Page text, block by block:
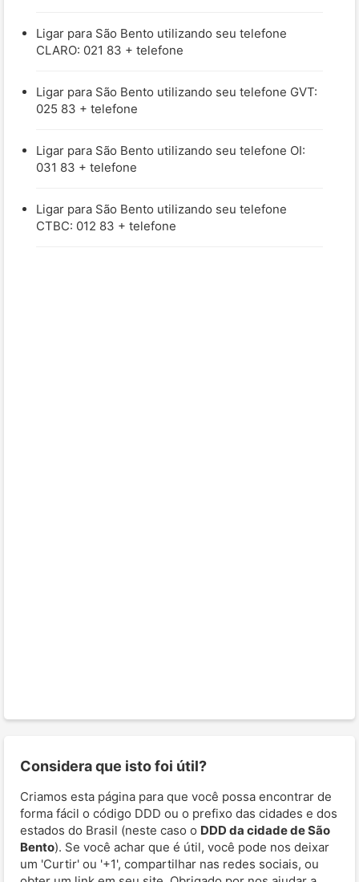
Ligar para São Bento utilizando seu telefone
CLARO: 021 83 + telefone
Ligar para São Bento utilizando seu telefone GVT:
025 83 + telefone
Ligar para São Bento utilizando seu telefone OI:
031 83 + telefone
Ligar para São Bento utilizando seu telefone
CTBC: 012 83 + telefone
Considera que isto foi útil?
Criamos esta página para que você possa encontrar de
forma fácil o código DDD ou o prefixo das cidades e dos
estados do Brasil (neste caso o DDD da cidade de São
Bento). Se você achar que é útil, você pode nos deixar
um 'Curtir' ou '+1', compartilhar nas redes sociais, ou